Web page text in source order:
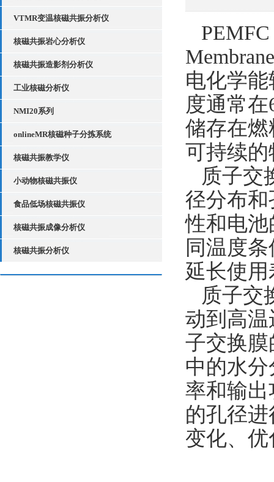
VTMR变温核磁共振分析仪
核磁共振岩心分析仪
核磁共振造影剂分析仪
工业核磁分析仪
NMI20系列
onlineMR核磁种子分拣系统
核磁共振教学仪
小动物核磁共振仪
食品低场核磁共振仪
核磁共振成像分析仪
核磁共振分析仪
电化学
度通常
储存在
可持续
质子交
径分布
性和电
同温度
延长使
质子交
动到高
子交换
中的水
率和输
的孔径
变化、